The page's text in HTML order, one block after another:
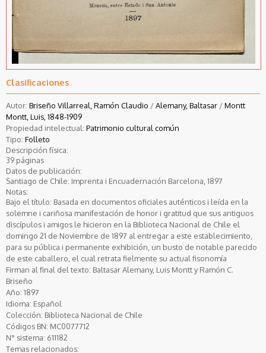
Clasificaciones
Autor: Briseño Villarreal, Ramón Claudio /Alemany, Baltasar /Montt
Montt, Luis, 1848-1909
Propiedad intelectual: Patrimonio cultural común
Tipo: Folleto
Descripción física:
39 páginas
Datos de publicación:
Santiago de Chile: Imprenta i Encuadernación Barcelona, 1897
Notas:
Bajo el título: Basada en documentos oficiales auténticos i leída en la
solemne i cariñosa manifestación de honor i gratitud que sus antiguos
discípulos i amigos le hicieron en la Biblioteca Nacional de Chile el
domingo 21 de Noviembre de 1897 al entregar a este establecimiento,
para su pública i permanente exhibición, un busto de notable parecido
de este caballero, el cual retrata fielmente su actual fisonomía
Firman al final del texto: Baltasar Alemany, Luis Montt y Ramón C.
Briseño
Año: 1897
Idioma: Español
Colección: Biblioteca Nacional de Chile
Códigos BN: MC0077712
N° sistema: 611182
Temas relacionados: